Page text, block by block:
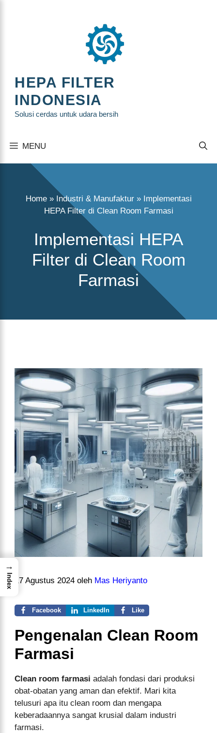
HEPA FILTER
INDONESIA
Solusi cerdas untuk udara bersih
MENU
Home» Industri & Manufaktur» Implementasi
HEPA Filter di Clean Room Farmasi
Implementasi HEPA
Filter di Clean Room
Farmasi
17 Agustus 2024 oleh Mas Heriyanto
Facebook LinkedIn Like
Pengenalan Clean Room
Farmasi
Clean room farmasi adalah fondasi dari produksi
obat-obatan yang aman dan efektif. Mari kita
telusuri apa itu clean room dan mengapa
keberadaannya sangat krusial dalam industri
farmasi.
→
Index